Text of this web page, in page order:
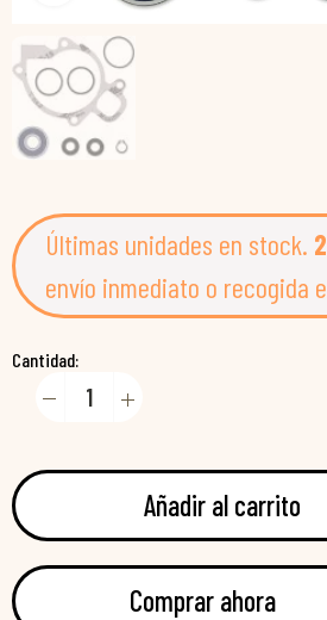
Últimas unidades en stock.
envío inmediato o recogida
Cantidad:
Añadir al carrito
Comprar ahora